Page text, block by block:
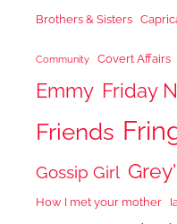
Brothers & Sisters
Community Covert Affairs
Emmy Friday
Friends
Gossip Girl
How I met your mother